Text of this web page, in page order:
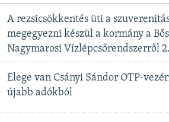
A rezsicsökkentés üti a
megegyezni készül a kormány a
Nagymarosi Vízlépcsőrendszerről
Elege van Csányi Sándor OTP-
újabb adókból